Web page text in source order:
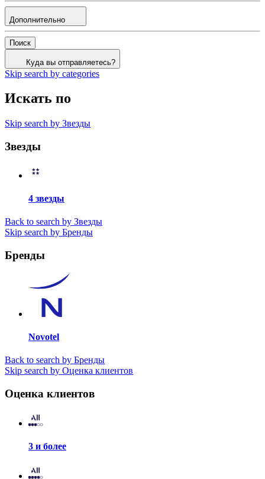
Дополнительно
Поиск
Куда вы отправляетесь?
Skip search by categories
Искать по
Skip search by Звезды
Звезды
4 звезды
Back to search by Звезды
Skip search by Бренды
Бренды
Novotel
Back to search by Бренды
Skip search by Оценка клиентов
Оценка клиентов
3 и более